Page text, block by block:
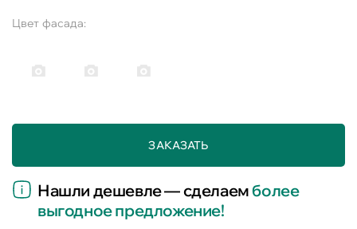
Цвет фасада:
ЗАКАЗАТЬ
Нашли дешевле — сделаемболее
выгодное предложение!